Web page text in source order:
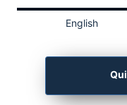
English